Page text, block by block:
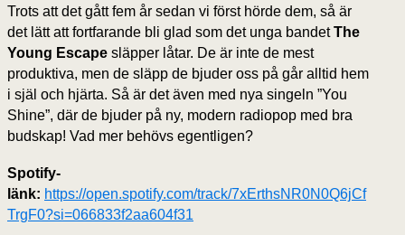
Trots att det gått fem år sedan vi först hörde dem, så är
det lätt att fortfarande bli glad som det unga bandetThe
Young Escape släpper låtar. De är inte de mest
produktiva, men de släpp de bjuder oss på går alltid hem
i själ och hjärta. Så är det även med nya singeln ”You
Shine”, där de bjuder på ny, modern radiopop med bra
budskap! Vad mer behövs egentligen?
Spotify-
länk: https://open.spotify.com/track/7xErthsNR0N0Q6jCf
TrgF0?si=066833f2aa604f31